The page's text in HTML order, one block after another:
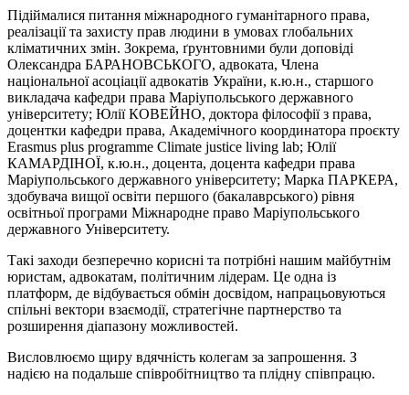
Підіймалися питання міжнародного гуманітарного права,
реалізації та захисту прав людини в умовах глобальних
кліматичних змін. Зокрема, ґрунтовними були доповіді
Олександра БАРАНОВСЬКОГО, адвоката, Члена
національної асоціації адвокатів України, к.ю.н., старшого
викладача кафедри права Маріупольського державного
університету; Юлії КОВЕЙНО, доктора філософії з права,
доцентки кафедри права, Академічного координатора проєкту
Erasmus plus programme Climate justice living lab; Юлії
КАМАРДІНОЇ, к.ю.н., доцента, доцента кафедри права
Маріупольського державного університету; Марка ПАРКЕРА,
здобувача вищої освіти першого (бакалаврського) рівня
освітньої програми Міжнародне право Маріупольського
державного Університету.
Такі заходи безперечно корисні та потрібні нашим майбутнім
юристам, адвокатам, політичним лідерам. Це одна із
платформ, де відбувається обмін досвідом, напрацьовуються
спільні вектори взаємодії, стратегічне партнерство та
розширення діапазону можливостей.
Висловлюємо щиру вдячність колегам за запрошення. З
надією на подальше співробітництво та плідну співпрацю.